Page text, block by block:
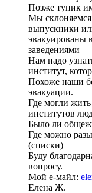
Позже тупик
Мы склоняемся
выпускники
эвакуированы
заведениями
Нам надо
институт,
Похоже наши
эвакуации.
Где могли
институтов
Было ли
Где можно
(списки)
Буду
вопросу.
Мой е-майл:
Елена Ж.